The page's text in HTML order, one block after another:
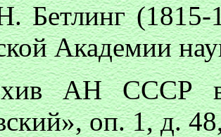
Бетлинг (1815-
Академии
АН СССР в
оп. 1, д.